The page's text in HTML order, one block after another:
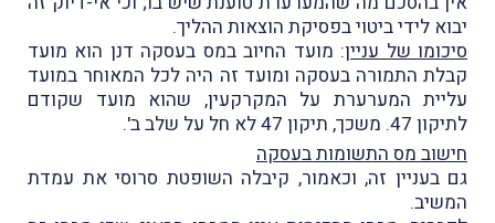
יבוא לידי ביטוי בפסיקת הוצאות ההליך.
סיכומו של עניין: מועד החיוב במס בעסקה דנן הוא מועד
קבלת התמורה בעסקה ומועד זה היה לכל המאוחר במועד
עליית המערערת על המקרקעין, שהוא מועד שקודם
לתיקון 47. משכך, תיקון 47 לא חל על שלב ב'.
חישוב מס התשומות בעסקה
גם בעניין זה, וכאמור, קיבלה השופטת סרוסי את עמדת
המשיב.